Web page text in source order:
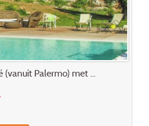
(vanuit Palermo) met ...